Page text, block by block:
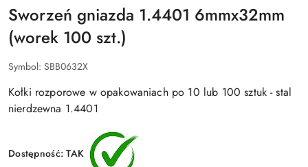
Sworzeń gniazda 1.4401 6mmx32mm
(worek 100 szt.)
Symbol: SBB0632X
Kołki rozporowe w opakowaniach po 10 lub 100 sztuk - stal
nierdzewna 1.4401
Dostępność:TAK